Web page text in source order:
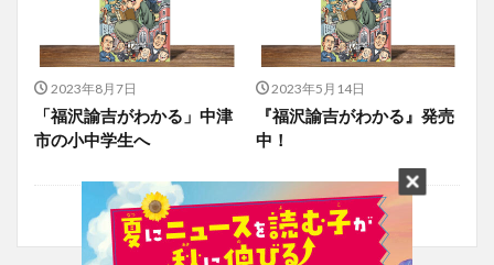
2023年8月7日
「福沢諭吉がわかる」中津
市の小中学生へ
2023年5月14日
『福沢諭吉がわかる』発売
中！